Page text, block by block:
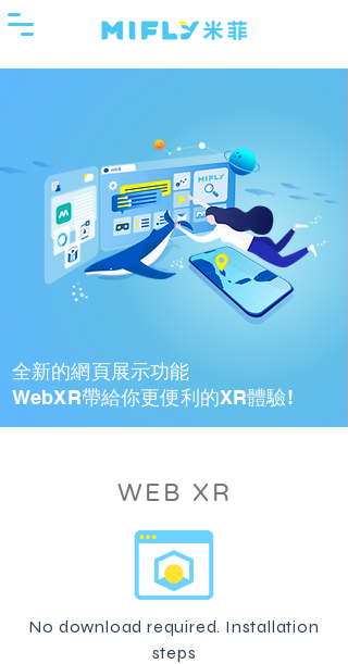
全新的網頁展示功能
WebXR帶給你更便利的XR體驗!
WEB XR
No download required. Installation
steps